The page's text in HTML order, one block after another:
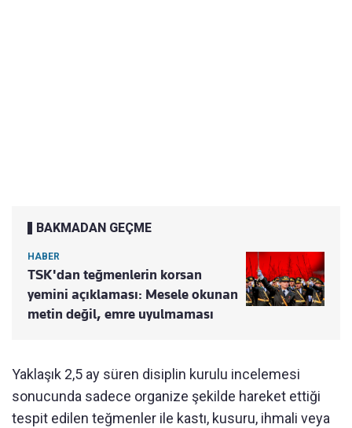
BAKMADAN GEÇME
HABER
TSK'dan teğmenlerin korsan
yemini açıklaması: Mesele okunan
metin değil, emre uyulmaması
Yaklaşık 2,5 ay süren disiplin kurulu incelemesi
sonucunda sadece organize şekilde hareket ettiği
tespit edilen teğmenler ile kastı, kusuru, ihmali veya